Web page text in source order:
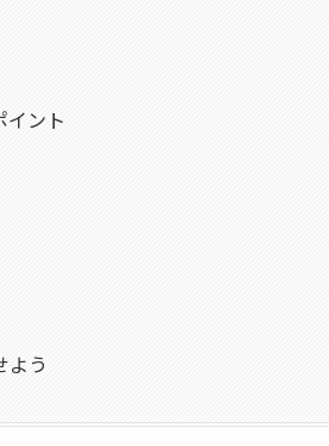
イント
よう